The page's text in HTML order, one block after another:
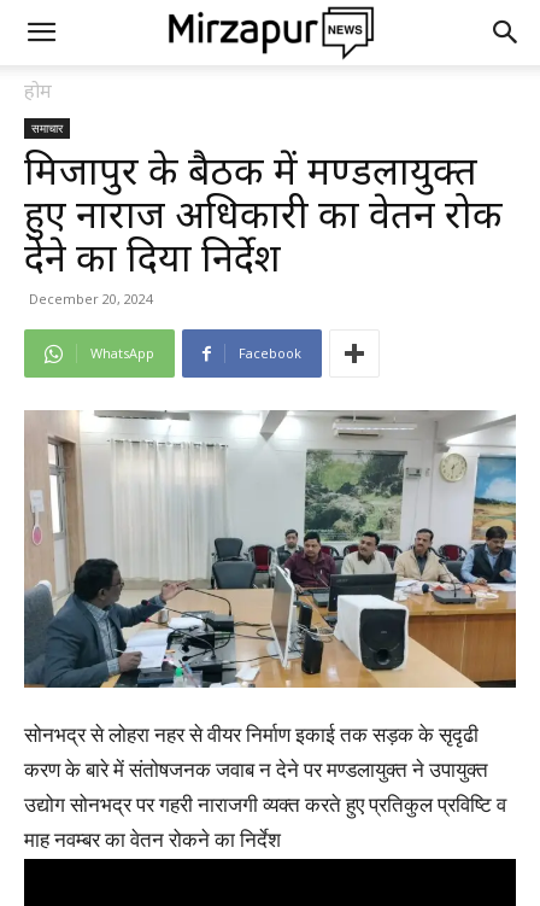
होम
समाचार
मिर्जापुर के बैठक में मण्डलायुक्त
हुए नाराज अधिकारी का वेतन रोक
देने का दिया निर्देश
December 20, 2024
WhatsApp Facebook
सोनभद्र से लोहरा नहर से वीयर निर्माण इकाई तक सड़क के सृदृढी
करण के बारे में संतोषजनक जवाब न देने पर मण्डलायुक्त ने उपायुक्त
उद्योग सोनभद्र पर गहरी नाराजगी व्यक्त करते हुए प्रतिकुल प्रविष्टि व
माह नवम्बर का वेतन रोकने का निर्देश